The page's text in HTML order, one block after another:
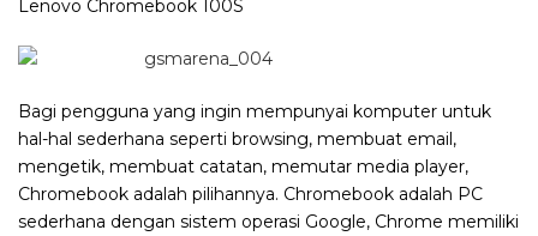
Lenovo Chromebook 100S
Bagi pengguna yang ingin mempunyai komputer untuk
hal-hal sederhana seperti browsing, membuat email,
mengetik, membuat catatan, memutar media player,
Chromebook adalah pilihannya. Chromebook adalah PC
sederhana dengan sistem operasi Google, Chrome memiliki